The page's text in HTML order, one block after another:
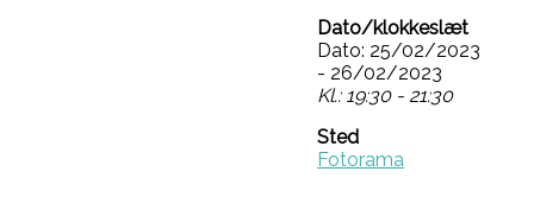
Dato/klokkeslæt
Dato: 25/02/2023
- 26/02/2023
Kl.: 19:30 - 21:30
Sted
Fotorama